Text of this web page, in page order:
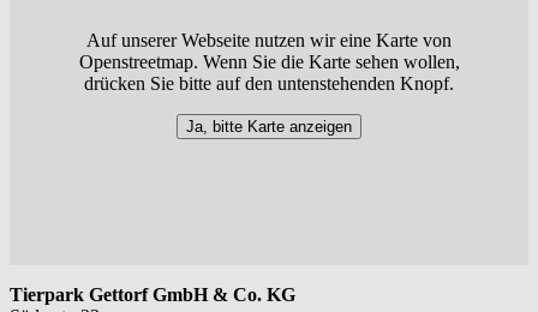
Auf unserer Webseite nutzen wir eine Karte von
Openstreetmap. Wenn Sie die Karte sehen wollen,
drücken Sie bitte auf den untenstehenden Knopf.
Ja, bitte Karte anzeigen
Tierpark Gettorf GmbH & Co. KG